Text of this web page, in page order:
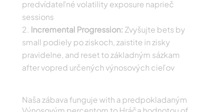
predvídateľné volatility exposure naprieč
sessions
Incremental Progression: Zvyšujte bets by
small podiely po ziskoch, zaistite in zisky
pravidelne, and reset to základným sázkam
after vopred určených výnosových cieľov
Naša zábava funguje with a predpokladaným